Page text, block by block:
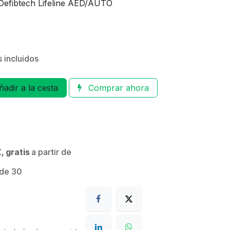
Lifeline AED/AUTO
incluidos
a la cesta Comprar ahora
gratis a partir de
30